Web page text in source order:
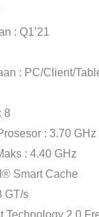
: Q1’21
: PC/Client/
8
: 3.70 GHz
: 4.40 GHz
Smart Cache
GT/s